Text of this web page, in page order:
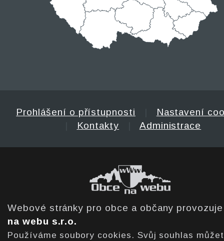
Prohlášení o přístupnosti
Nastavení
Kontakty Administrace
Webové stránky pro obce a občany
na webu s.r.o.
Používáme soubory cookies. Svůj souhlas